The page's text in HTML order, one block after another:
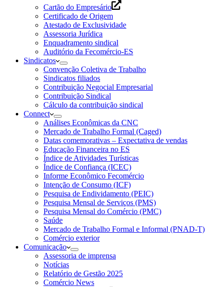
Cartão do Empresário
Certificado de Origem
Atestado de Exclusividade
Assessoria Jurídica
Enquadramento sindical
Auditório da Fecomércio-ES
Sindicatos
Convenção Coletiva de Trabalho
Sindicatos filiados
Contribuição Negocial Empresarial
Contribuição Sindical
Cálculo da contribuição sindical
Connect
Análises Econômicas da CNC
Mercado de Trabalho Formal (Caged)
Datas comemorativas – Expectativa de vendas
Educação Financeira no ES
Índice de Atividades Turísticas
Índice de Confiança (ICEC)
Informe Econômico Fecomércio
Intenção de Consumo (ICF)
Pesquisa de Endividamento (PEIC)
Pesquisa Mensal de Serviços (PMS)
Pesquisa Mensal do Comércio (PMC)
Saúde
Mercado de Trabalho Formal e Informal (PNAD-T)
Comércio exterior
Comunicação
Assessoria de imprensa
Notícias
Relatório de Gestão 2025
Comércio News